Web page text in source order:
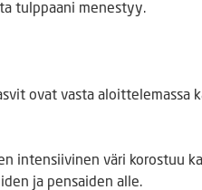
tulppaani menestyy.
ovat vasta aloittelemassa
intensiivinen väri korostuu
ja pensaiden alle.